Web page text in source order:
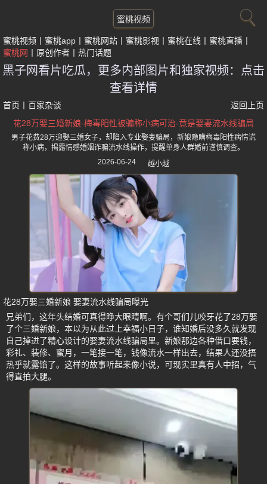
蜜桃视频
蜜桃视频 蜜桃app 蜜桃网站 蜜桃影视 蜜桃在线
蜜桃直播
蜜桃网
原创作者 热门话题
黑子网看片吃瓜，更多内部图片和独家视频：点击
查看详情
首页 百家杂谈
返回上页
花28万娶三婚新娘-梅毒阳性被骗称小病可治-竟是娶妻流水线骗局
男子花费28万迎娶三婚女子，却陷入专业娶妻骗局，新娘隐瞒梅毒阳性病情谎
称小病，揭露情感婚姻诈骗流水线操作，提醒单身人群婚前谨慎调查。
2026-06-24
越小越
花28万娶三婚新娘 娶妻流水线骗局曝光
兄弟们，这年头结婚可真得睁大眼睛啊。有个哥们儿咬牙花了28万娶
了个三婚新娘，本以为从此过上幸福小日子，谁知婚后没多久就发现
自己掉进了精心设计的娶妻流水线骗局里。新娘那边各种借口要钱，
彩礼、装修、蜜月，一笔接一笔，钱像流水一样出去，结果人还没捂
热乎就露馅了。这样的故事听起来像小说，可现实里真有人中招，气
得直拍大腿。